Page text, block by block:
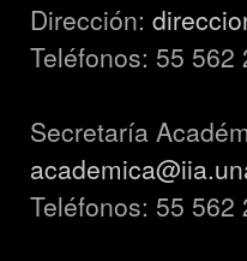
Dirección:
Teléfonos: 55 562
Secretaría
Teléfonos: 55 562